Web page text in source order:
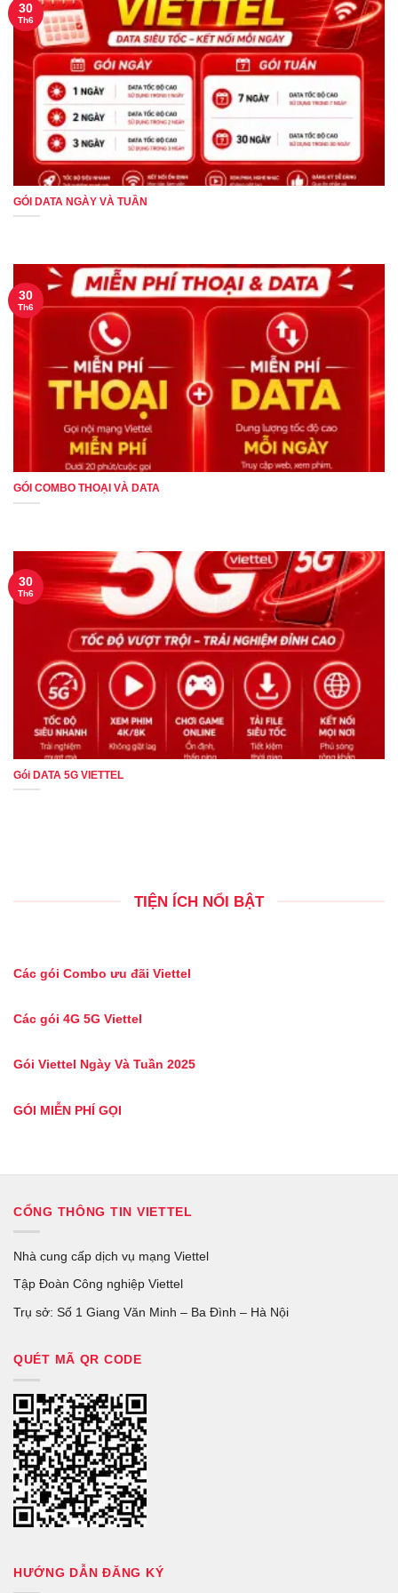
GÓI DATA NGÀY VÀ TUẦN
30
Th6
GÓI COMBO THOẠI VÀ DATA
30
Th6
Gói DATA 5G VIETTEL
30
Th6
TIỆN ÍCH NỔI BẬT
Các gói Combo ưu đãi Viettel
Các gói 4G 5G Viettel
Gói Viettel Ngày Và Tuần 2025
GÓI MIỄN PHÍ GỌI
CỔNG THÔNG TIN VIETTEL
Nhà cung cấp dịch vụ mạng Viettel
Tập Đoàn Công nghiệp Viettel
Trụ sở: Số 1 Giang Văn Minh – Ba Đình – Hà Nội
QUÉT MÃ QR CODE
HƯỚNG DẪN ĐĂNG KÝ